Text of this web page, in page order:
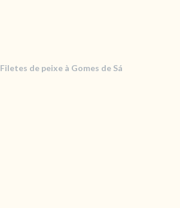
RECEITAS
Filetes de peixe à Gomes de Sá